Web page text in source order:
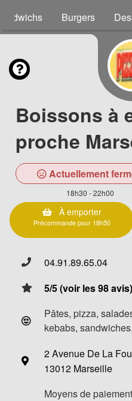
Burgers
Boissons à
proche
Actuellement
18h30 - 22h00
À emporter
Précommande pour 18h50
04.91.89.65.04
5/5 (voir les 98 avis)
Pâtes, pizza,
kebabs,
2 Avenue De La
13012 Marseille
Moyens de